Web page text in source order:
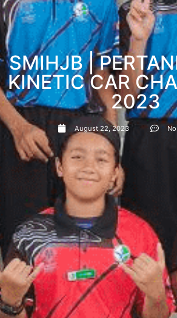
SMIHJB |
KINETIC CAR
2023
August 22, 2023